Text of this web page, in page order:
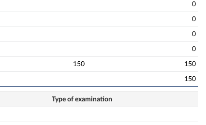
0
0
0
0
150 150
150
Type of examination